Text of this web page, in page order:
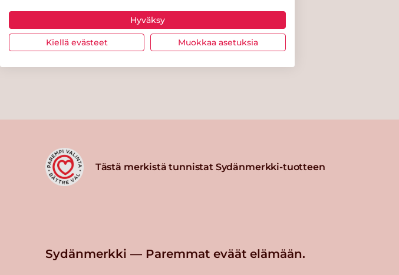
Tästä merkistä tunnistat Sydänmerkki-tuotteen
Sydänmerkki — Paremmat eväät elämään.
Hyväksy
Kiellä evästeet Muokkaa asetuksia